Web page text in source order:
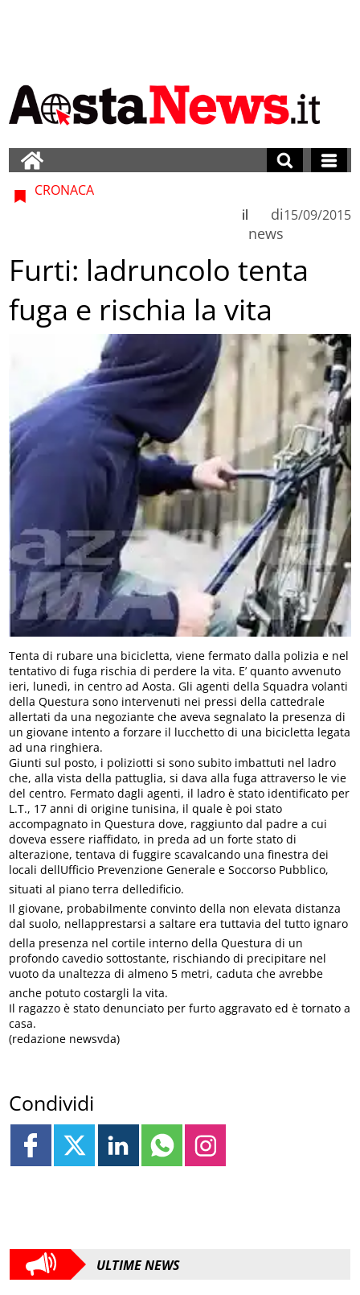
CRONACA
di
news
il 15/09/2015
Furti: ladruncolo tenta
fuga e rischia la vita
Tenta di rubare una bicicletta, viene fermato dalla polizia e nel
tentativo di fuga rischia di perdere la vita. E’ quanto avvenuto
ieri, lunedì, in centro ad Aosta. Gli agenti della Squadra volanti
della Questura sono intervenuti nei pressi della cattedrale
allertati da una negoziante che aveva segnalato la presenza di
un giovane intento a forzare il lucchetto di una bicicletta legata
ad una ringhiera.
Giunti sul posto, i poliziotti si sono subito imbattuti nel ladro
che, alla vista della pattuglia, si dava alla fuga attraverso le vie
del centro. Fermato dagli agenti, il ladro è stato identificato per
L.T., 17 anni di origine tunisina, il quale è poi stato
accompagnato in Questura dove, raggiunto dal padre a cui
doveva essere riaffidato, in preda ad un forte stato di
alterazione, tentava di fuggire scavalcando una finestra dei
locali dellUfficio Prevenzione Generale e Soccorso Pubblico,
situati al piano terra delledificio.
Il giovane, probabilmente convinto della non elevata distanza
dal suolo, nellapprestarsi a saltare era tuttavia del tutto ignaro
della presenza nel cortile interno della Questura di un
profondo cavedio sottostante, rischiando di precipitare nel
vuoto da unaltezza di almeno 5 metri, caduta che avrebbe
anche potuto costargli la vita.
Il ragazzo è stato denunciato per furto aggravato ed è tornato a
casa.
(redazione newsvda)
Condividi
ULTIME NEWS